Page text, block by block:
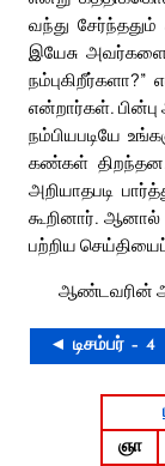
வந்து
இயேசு
என்றார்கள்.
நம்பியபடியே
கண்கள்
அறியாதபடி
கூறினார்.
பற்றிய
ஆண்டவரின்
◄ டிசம்பர் – 4
ஞா